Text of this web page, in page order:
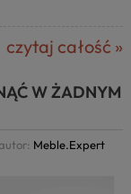
czytaj całość »
W ŻADNYM
autor: Meble.Expert